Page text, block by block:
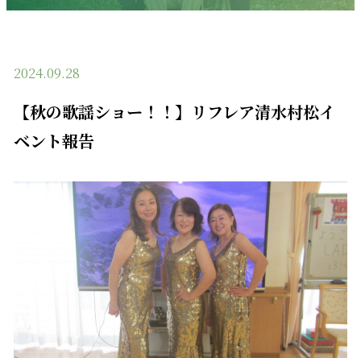
運営会社
2024.09.28
【秋の歌謡ショー！！】リフレア清水村松イ
ベント報告